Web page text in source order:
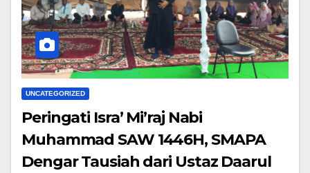
UNCATEGORIZED
Peringati Isra’ Mi’raj Nabi
Muhammad SAW 1446H, SMAPA
Dengar Tausiah dari Ustaz Daarul